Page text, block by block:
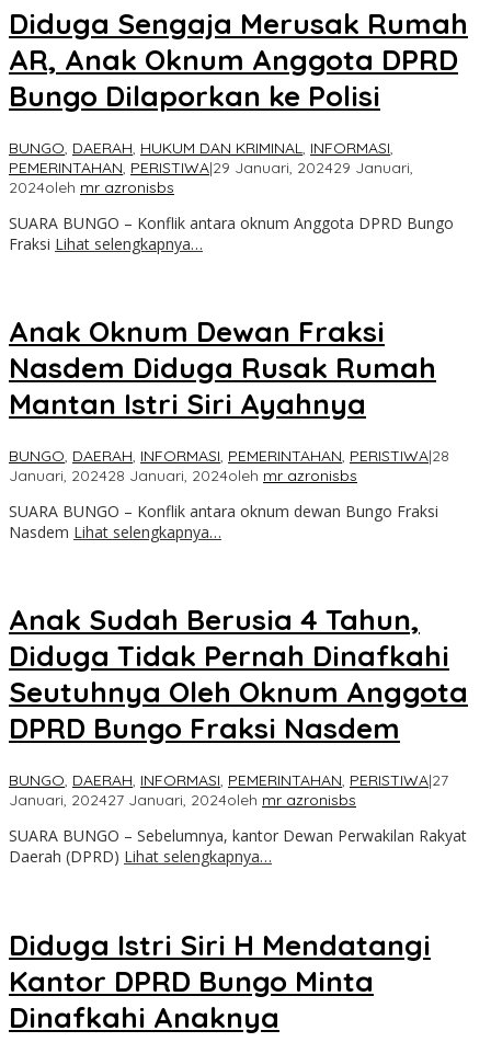
Diduga Sengaja Merusak Rumah
AR, Anak Oknum Anggota DPRD
Bungo Dilaporkan ke Polisi
BUNGO, DAERAH, HUKUM DAN KRIMINAL, INFORMASI,
PEMERINTAHAN, PERISTIWA|29 Januari, 202429 Januari,
2024oleh mr azronisbs
SUARA BUNGO – Konflik antara oknum Anggota DPRD Bungo
Fraksi Lihat selengkapnya…
Anak Oknum Dewan Fraksi
Nasdem Diduga Rusak Rumah
Mantan Istri Siri Ayahnya
BUNGO, DAERAH, INFORMASI, PEMERINTAHAN, PERISTIWA|28
Januari, 202428 Januari, 2024oleh mr azronisbs
SUARA BUNGO – Konflik antara oknum dewan Bungo Fraksi
Nasdem Lihat selengkapnya…
Anak Sudah Berusia 4 Tahun,
Diduga Tidak Pernah Dinafkahi
Seutuhnya Oleh Oknum Anggota
DPRD Bungo Fraksi Nasdem
BUNGO, DAERAH, INFORMASI, PEMERINTAHAN, PERISTIWA|27
Januari, 202427 Januari, 2024oleh mr azronisbs
SUARA BUNGO – Sebelumnya, kantor Dewan Perwakilan Rakyat
Daerah (DPRD) Lihat selengkapnya…
Diduga Istri Siri H Mendatangi
Kantor DPRD Bungo Minta
Dinafkahi Anaknya